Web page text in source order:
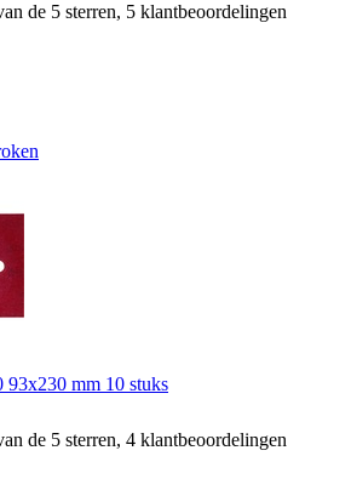
de 5 sterren, 5 klantbeoordelingen
93x230 mm 10 stuks
de 5 sterren, 4 klantbeoordelingen